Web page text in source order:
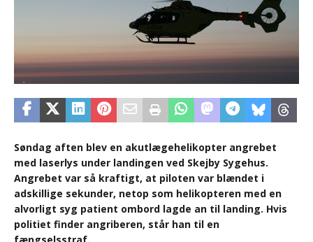
Søndag aften blev en akutlægehelikopter angrebet
med laserlys under landingen ved Skejby Sygehus.
Angrebet var så kraftigt, at piloten var blændet i
adskillige sekunder, netop som helikopteren med en
alvorligt syg patient ombord lagde an til landing. Hvis
politiet finder angriberen, står han til en